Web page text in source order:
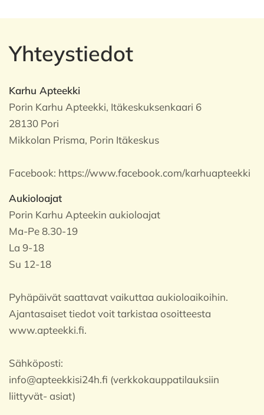
Yhteystiedot
Karhu Apteekki
Porin Karhu Apteekki, Itäkeskuksenkaari 6
28130 Pori
Mikkolan Prisma, Porin Itäkeskus
Facebook: https://www.facebook.com/karhuapteekki
Aukioloajat
Porin Karhu Apteekin aukioloajat
Ma-Pe 8.30-19
La 9-18
Su 12-18
Pyhäpäivät saattavat vaikuttaa aukioloaikoihin.
Ajantasaiset tiedot voit tarkistaa osoitteesta
www.apteekki.fi.
Sähköposti:
info@apteekkisi24h.fi (verkkokauppatilauksiin
liittyvät- asiat)